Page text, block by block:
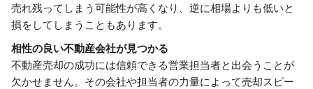
売れ残ってしまう可能性が高くなり、逆に相場よりも低いと
損をしてしまうこともあります。
相性の良い不動産会社が見つかる
不動産売却の成功には信頼できる営業担当者と出会うことが
欠かせません。その会社や担当者の力量によって売却スピー